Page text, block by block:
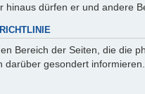
hinaus dürfen er und andere
Bereich der Seiten, die die
gesondert informieren.